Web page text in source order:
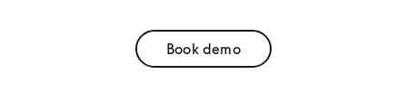
Book demoLink Opens in New Tab